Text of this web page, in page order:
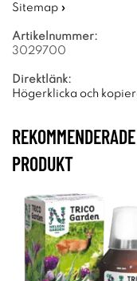
Sitemap »
Artikelnummer:
3029700
Direktlänk:
Högerklicka och
PRODUKT